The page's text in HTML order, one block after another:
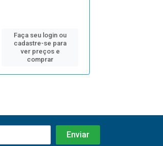
Faça seu login ou
cadastre-se para
ver preços e
comprar